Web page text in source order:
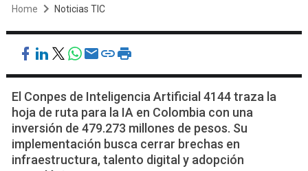
Home Noticias TIC
El Conpes de Inteligencia Artificial 4144 traza la
hoja de ruta para la IA en Colombia con una
inversión de 479.273 millones de pesos. Su
implementación busca cerrar brechas en
infraestructura, talento digital y adopción